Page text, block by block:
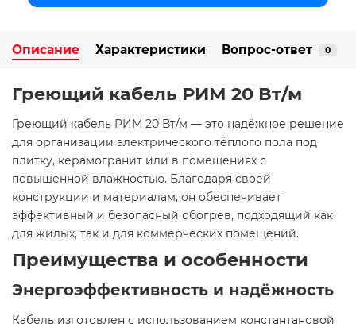
Описание Характеристики Вопрос-ответ 0
Греющий кабель РИМ 20 Вт/м
Греющий кабель РИМ 20 Вт/м — это надёжное решение
для организации электрического тёплого пола под
плитку, керамогранит или в помещениях с
повышенной влажностью. Благодаря своей
конструкции и материалам, он обеспечивает
эффективный и безопасный обогрев, подходящий как
для жилых, так и для коммерческих помещений.
Преимущества и особенности
Энергоэффективность и надёжность
Кабель изготовлен с использованием константановой